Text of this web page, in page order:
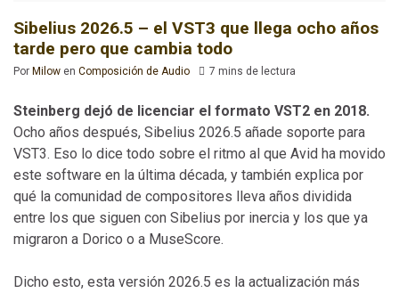
Sibelius 2026.5 – el VST3 que llega ocho años
tarde pero que cambia todo
Por Milow en Composición de Audio 7 mins de lectura
Steinberg dejó de licenciar el formato VST2 en 2018.
Ocho años después, Sibelius 2026.5 añade soporte para
VST3. Eso lo dice todo sobre el ritmo al que Avid ha movido
este software en la última década, y también explica por
qué la comunidad de compositores lleva años dividida
entre los que siguen con Sibelius por inercia y los que ya
migraron a Dorico o a MuseScore.
Dicho esto, esta versión 2026.5 es la actualización más